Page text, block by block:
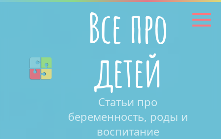
Перейти
Все про
детей
Статьи про
беременность, роды и
воспитание